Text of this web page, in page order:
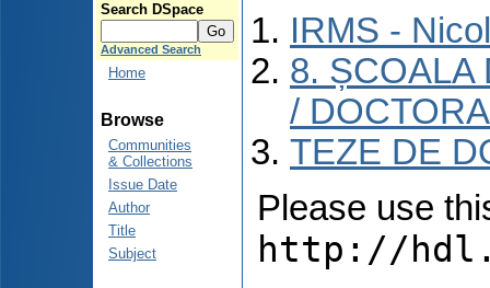
Search DSpace
Advanced Search
Home
Browse
Communities
& Collections
Issue Date
Author
Title
Subject
IRMS -
8. ȘCOALA
/
TEZE DE
Please use
http://